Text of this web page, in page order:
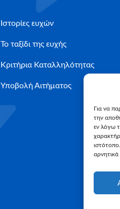
Για να
την
εν λόγω
αρνητικά
Ιστορίες ευχών
Το ταξίδι της ευχής
Κριτήρια Καταλληλότητας
Υποβολή Αιτήματος